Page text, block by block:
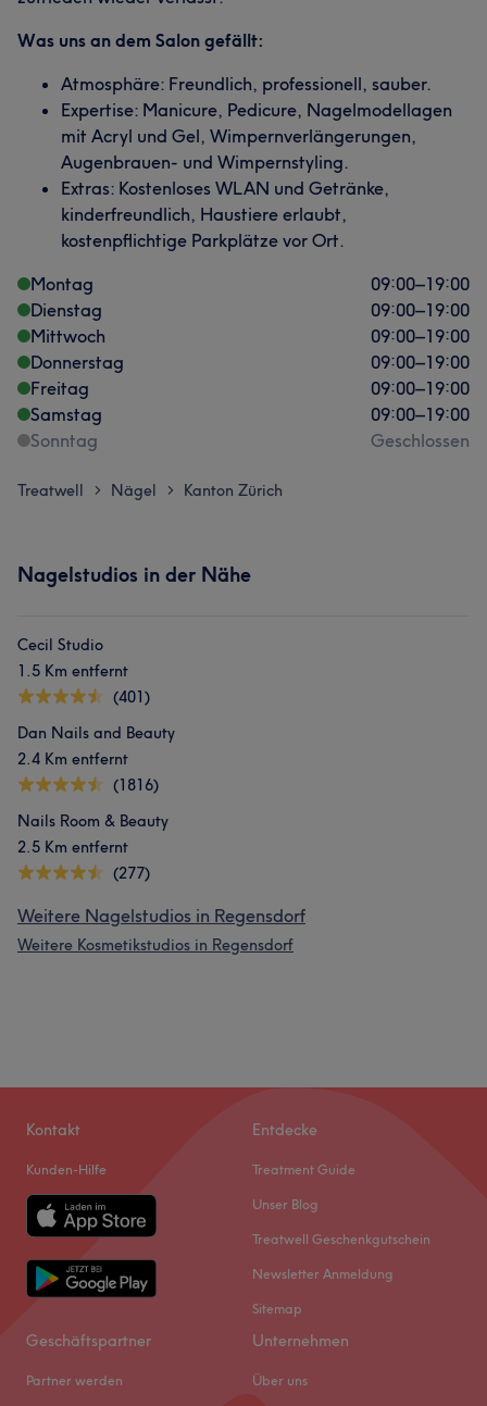
Was uns an dem Salon gefällt:
Atmosphäre: Freundlich, professionell, sauber.
Expertise: Manicure, Pedicure, Nagelmodellagen
mit Acryl und Gel, Wimpernverlängerungen,
Augenbrauen- und Wimpernstyling.
Extras: Kostenloses WLAN und Getränke,
kinderfreundlich, Haustiere erlaubt,
kostenpflichtige Parkplätze vor Ort.
Montag
09:00–19:00
Dienstag
09:00–19:00
Mittwoch
09:00–19:00
Donnerstag
09:00–19:00
Freitag
09:00–19:00
Samstag
09:00–19:00
Sonntag
Geschlossen
Treatwell > Nägel > Kanton Zürich
Nagelstudios in der Nähe
Cecil Studio
1.5 Km entfernt
(401)
Dan Nails and Beauty
2.4 Km entfernt
(1816)
Nails Room & Beauty
2.5 Km entfernt
(277)
Weitere Nagelstudios in Regensdorf
Weitere Kosmetikstudios in Regensdorf
Kontakt
Kunden-Hilfe
Entdecke
Treatment Guide
Unser Blog
Treatwell Geschenkgutschein
Newsletter Anmeldung
Sitemap
Geschäftspartner
Partner werden
Unternehmen
Über uns